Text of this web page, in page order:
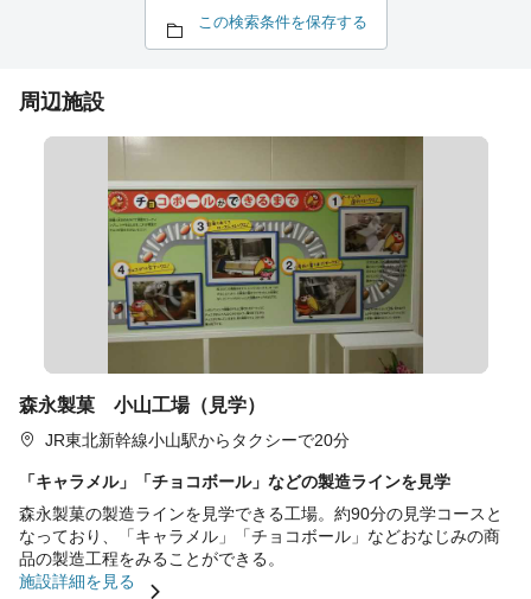
この検索条件を保存する
周辺施設
森永製菓 小山工場（見学）
JR東北新幹線小山駅からタクシーで20分
「キャラメル」「チョコボール」などの製造ラインを見学
森永製菓の製造ラインを見学できる工場。約90分の見学コースと
なっており、「キャラメル」「チョコボール」などおなじみの商
品の製造工程をみることができる。
施設詳細を見る